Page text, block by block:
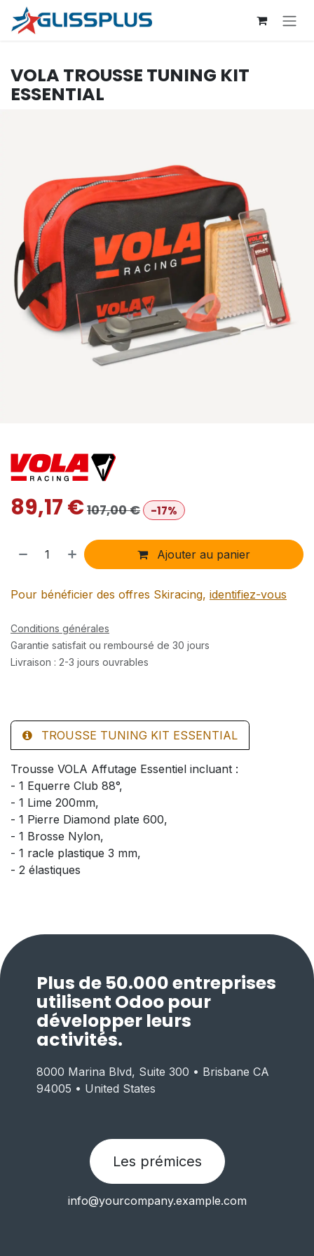
Se rendre au contenu
VOLA TROUSSE TUNING KIT
ESSENTIAL
89,17€107,00€ -17%
Ajouter au panier
Pour bénéficier des offres Skiracing, identifiez-vous
Conditions générales
Garantie satisfait ou remboursé de 30 jours
Livraison : 2-3 jours ouvrables
TROUSSE TUNING KIT ESSENTIAL
Trousse VOLA Affutage Essentiel incluant :
- 1 Equerre Club 88°,
- 1 Lime 200mm,
- 1 Pierre Diamond plate 600,
- 1 Brosse Nylon,
- 1 racle plastique 3 mm,
- 2 élastiques
Plus de 50.000 entreprises
utilisent Odoo pour
développer leurs
activités.
Les prémices
8000 Marina Blvd, Suite 300 • Brisbane CA
94005 • United States
info@yourcompany.example.com